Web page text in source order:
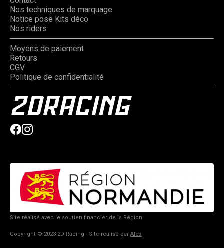
Nos techniques de marquage
Notice pose Kits déco
Nos riders
Moyens de paiement
Retours
CGV
Politique de confidentialité
Site réalisé avec le soutien financier de la Région.
Copyright © 2023 2D Racing - Site réalisé par Alex